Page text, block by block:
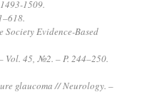
1509.
Society Evidence-Based
Vol. 45, №2. – P. 244–250.
glaucoma // Neurology. –